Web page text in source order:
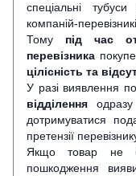
спеціальні
компаній-
Тому під час
перевізника
цілісність та
У разі виявлення
відділення
дотримуватися
претензії
Якщо товар не
пошкодження